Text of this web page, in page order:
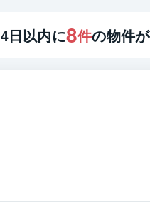
日以内に8件の物件